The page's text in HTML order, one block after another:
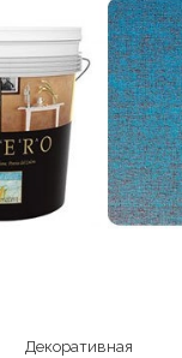
Декоративная